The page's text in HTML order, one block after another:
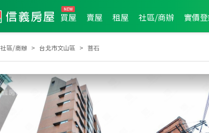
買屋 賣屋 租屋 社區/商辦 實價
社區/商辦 台北市文山區 菩石